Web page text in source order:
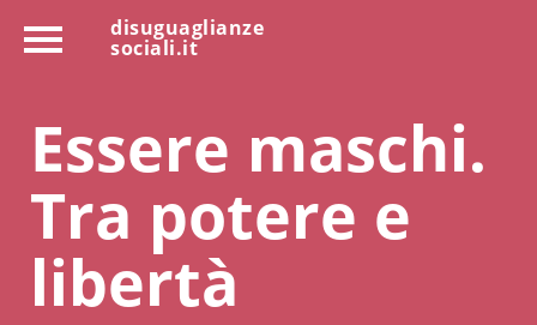
disuguaglianze
sociali.it
Essere maschi.
Tra potere e
libertà